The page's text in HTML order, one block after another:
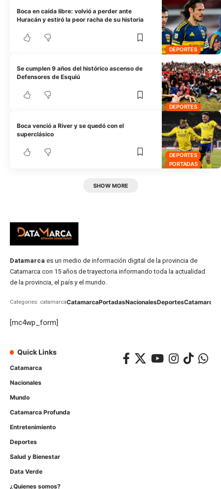
DEPORTES
Boca en caída libre: volvió a perder ante
Huracán y estiró la peor racha de su historia
DEPORTES
Se cumplen 9 años del histórico ascenso de
Defensores de Esquiú
DEPORTES
PORTADAS
Boca venció a River y se quedó con el
superclásico
SHOW MORE
Datamarca es un medio de información digital de la provincia de
Catamarca con 15 años de trayectoria informando toda la actualidad
de la provincia, el país y el mundo.
Categories: catamarcaCatamarcaPortadasNacionalesDeportesCatamarca
[mc4wp_form]
Quick Links
Catamarca
Nacionales
Mundo
Catamarca Profunda
Entretenimiento
Deportes
Salud y Bienestar
Data Verde
¿Quienes somos?